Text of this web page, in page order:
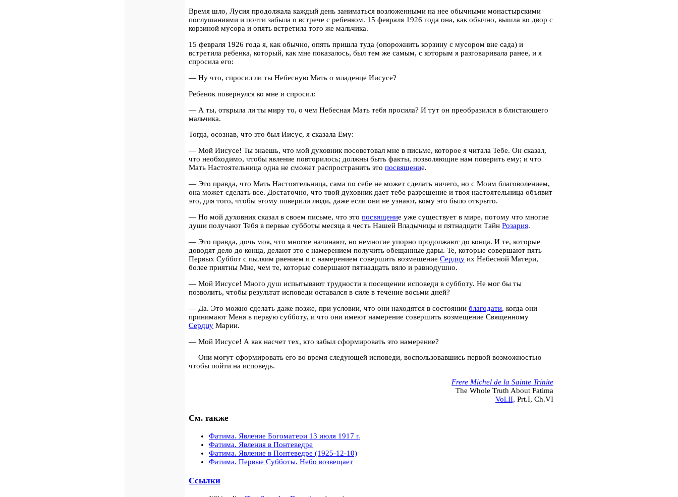
Время шло, Лусия продолжала каждый день заниматься возложенными на нее обычными монастырскими
послушаниями и почти забыла о встрече с ребенком. 15 февраля 1926 года она, как обычно, вышла во двор с
корзиной мусора и опять встретила того же мальчика.
15 февраля 1926 года я, как обычно, опять пришла туда (опорожнить корзину с мусором вне сада) и
встретила ребенка, который, как мне показалось, был тем же самым, с которым я разговаривала ранее, и я
спросила его:
— Ну что, спросил ли ты Небесную Мать о младенце Иисусе?
Ребенок повернулся ко мне и спросил:
— А ты, открыла ли ты миру то, о чем Небесная Мать тебя просила? И тут он преобразился в блистающего
мальчика.
Тогда, осознав, что это был Иисус, я сказала Ему:
— Мой Иисусе! Ты знаешь, что мой духовник посоветовал мне в письме, которое я читала Тебе. Он сказал,
что необходимо, чтобы явление повторилось; должны быть факты, позволяющие нам поверить ему; и что
Мать Настоятельница одна не сможет распространить это посвящение.
— Это правда, что Мать Настоятельница, сама по себе не может сделать ничего, но с Моим благоволением,
она может сделать все. Достаточно, что твой духовник дает тебе разрешение и твоя настоятельница объявит
это, для того, чтобы этому поверили люди, даже если они не узнают, кому это было открыто.
— Но мой духовник сказал в своем письме, что это посвящение уже существует в мире, потому что многие
души получают Тебя в первые субботы месяца в честь Нашей Владычицы и пятнадцати Тайн Розария.
— Это правда, дочь моя, что многие начинают, но немногие упорно продолжают до конца. И те, которые
доводят дело до конца, делают это с намерением получить обещанные дары. Те, которые совершают пять
Первых Суббот с пылким рвением и с намерением совершить возмещение Сердцу их Небесной Матери,
более приятны Мне, чем те, которые совершают пятнадцать вяло и равнодушно.
— Мой Иисусе! Много душ испытывают трудности в посещении исповеди в субботу. Не мог бы ты
позволить, чтобы результат исповеди оставался в силе в течение восьми дней?
— Да. Это можно сделать даже позже, при условии, что они находятся в состоянии благодати, когда они
принимают Меня в первую субботу, и что они имеют намерение совершить возмещение Священному
Сердцу Марии.
— Мой Иисусе! А как насчет тех, кто забыл сформировать это намерение?
— Они могут сформировать его во время следующей исповеди, воспользовавшись первой возможностью
чтобы пойти на исповедь.
Frere Michel de la Sainte Trinite
The Whole Truth About Fatima
Vol.II, Prt.I, Ch.VI
См. также
Фатима. Явление Богоматери 13 июля 1917 г.
Фатима. Явления в Понтеведре
Фатима. Явление в Понтеведре (1925-12-10)
Фатима. Первые Субботы. Небо возвещает
Ссылки